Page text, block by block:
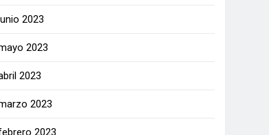
2023
2023
2023
2023
2023